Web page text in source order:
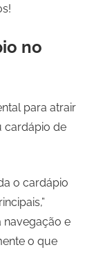
no
para atrair
cardápio de
o cardápio
navegação e
o que